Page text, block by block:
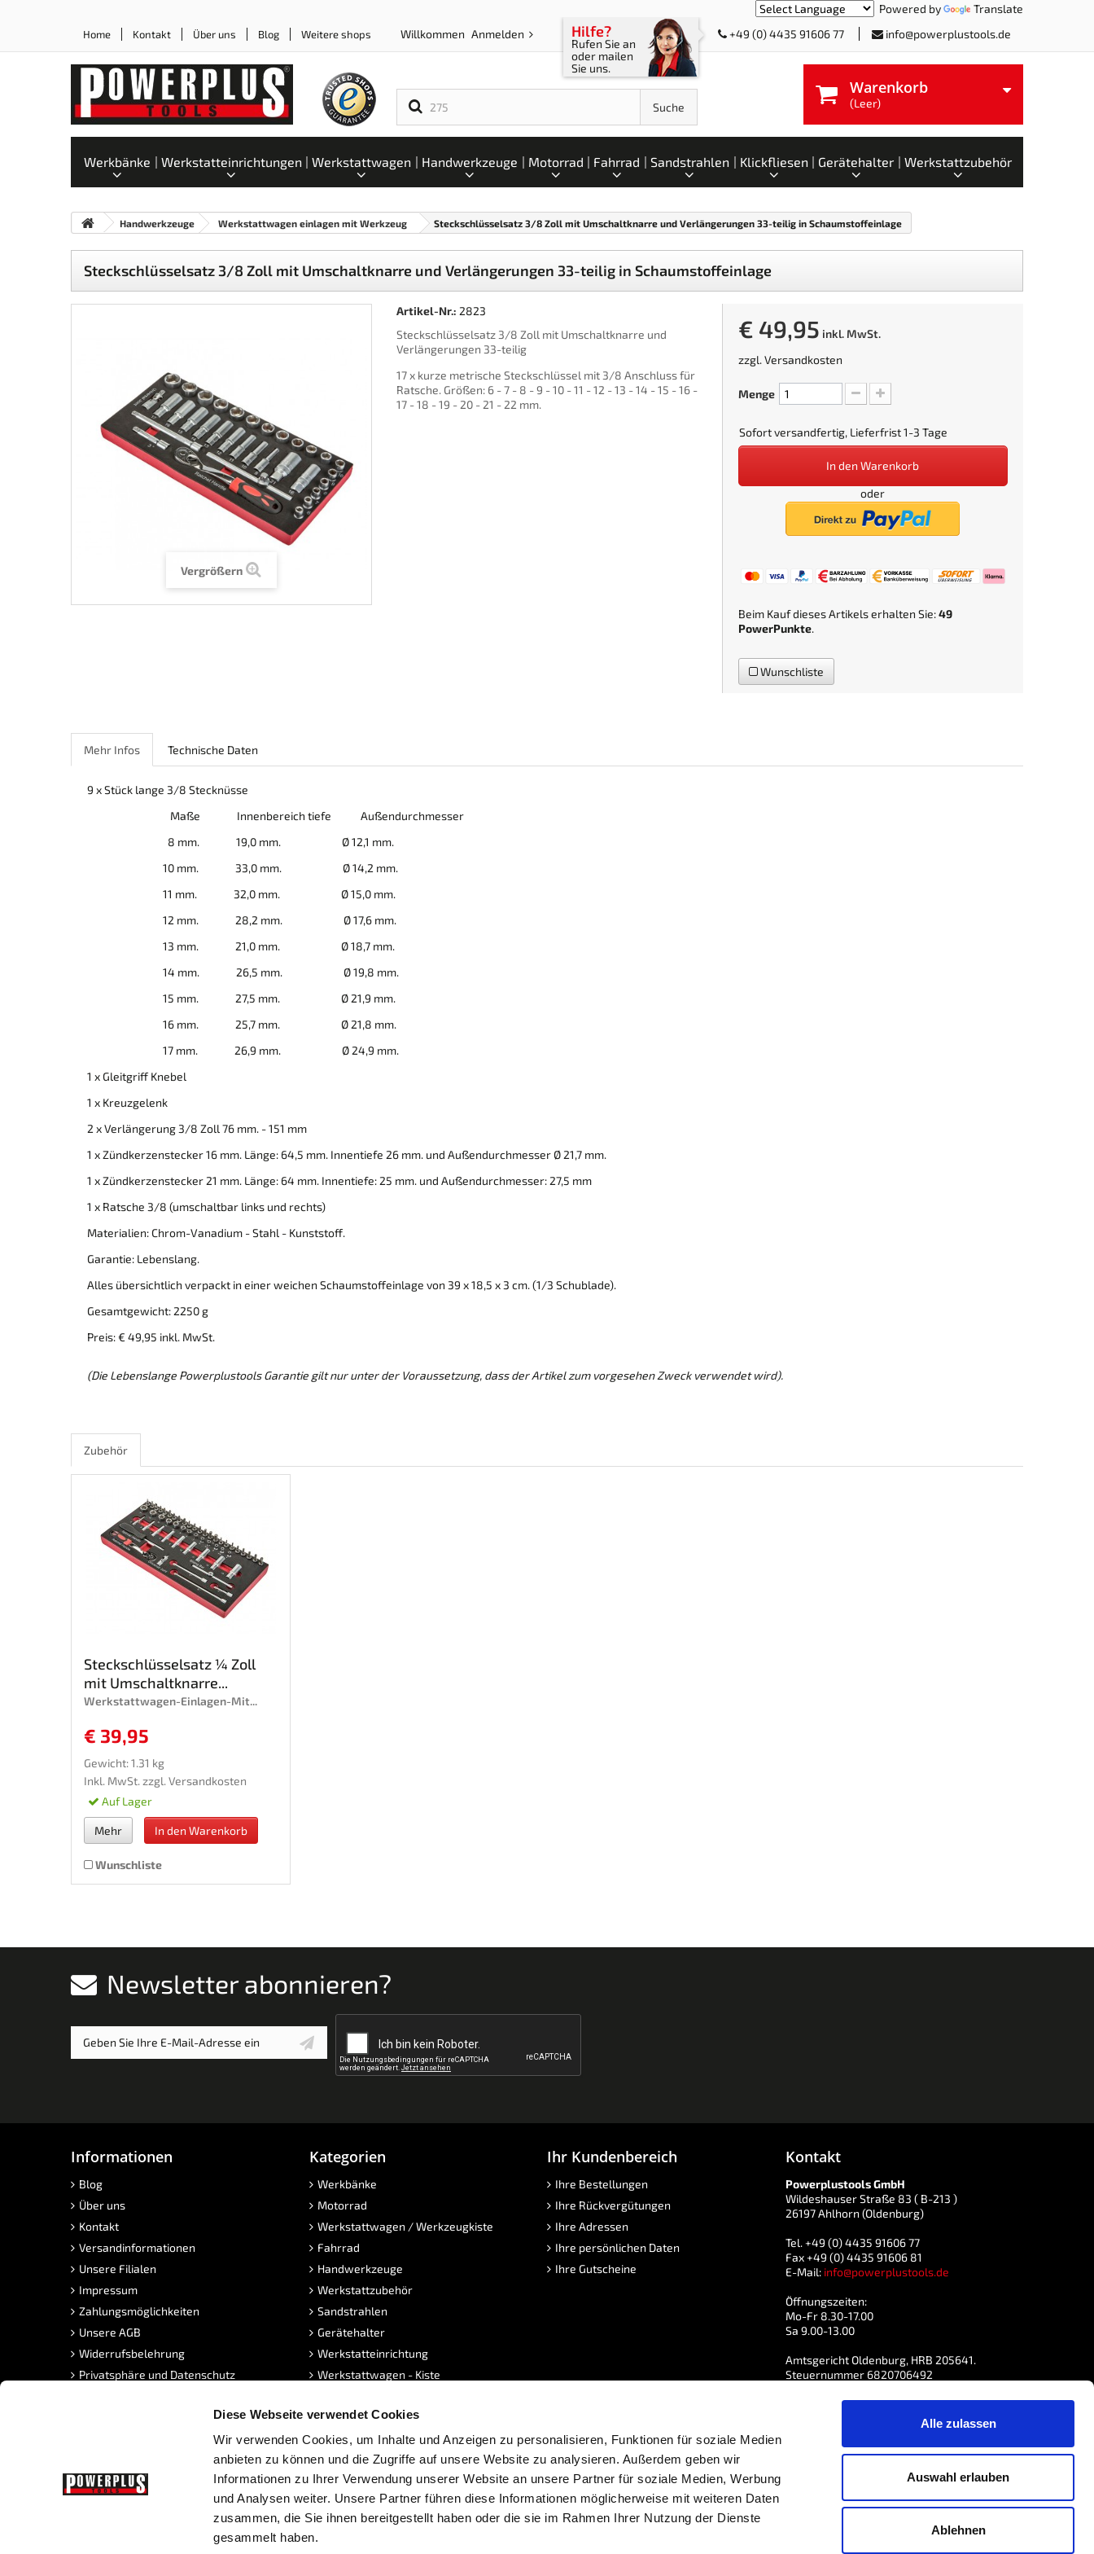
Diese Webseite verwendet Cookies
Wir verwenden Cookies, um Inhalte und Anzeigen zu personalisieren, Funktionen für soziale Medien
anbieten zu können und die Zugriffe auf unsere Website zu analysieren. Außerdem geben wir
Informationen zu Ihrer Verwendung unserer Website an unsere Partner für soziale Medien, Werbung
und Analysen weiter. Unsere Partner führen diese Informationen möglicherweise mit weiteren Daten
zusammen, die Sie ihnen bereitgestellt haben oder die sie im Rahmen Ihrer Nutzung der Dienste
gesammelt haben.
Alle zulassen
Auswahl erlauben
Ablehnen
Powered by Translate
Home Kontakt Über uns Blog Weitere shops Willkommen Anmelden Hilfe?
Rufen Sie an
oder mailen
Sie uns.
+49 (0) 4435 91606 77 info@powerplustools.de
Suche
Warenkorb
(Leer)
Werkbänke Werkstatteinrichtungen Werkstattwagen Handwerkzeuge Motorrad Fahrrad Sandstrahlen Klickfliesen Gerätehalter Werkstattzubehör
Handwerkzeuge Werkstattwagen einlagen mit Werkzeug Steckschlüsselsatz 3/8 Zoll mit Umschaltknarre und Verlängerungen 33-teilig in Schaumstoffeinlage
Steckschlüsselsatz 3/8 Zoll mit Umschaltknarre und Verlängerungen 33-teilig in Schaumstoffeinlage
Vergrößern
Artikel-Nr.: 2823
Steckschlüsselsatz 3/8 Zoll mit Umschaltknarre und
Verlängerungen 33-teilig
17 x kurze metrische Steckschlüssel mit 3/8 Anschluss für
Ratsche. Größen: 6 - 7 - 8 - 9 - 10 - 11 - 12 - 13 - 14 - 15 - 16 -
17 - 18 - 19 - 20 - 21 - 22 mm.
€ 49,95 inkl. MwSt.
zzgl.Versandkosten
Menge
Sofort versandfertig, Lieferfrist 1-3 Tage
In den Warenkorb
oder
Beim Kauf dieses Artikels erhalten Sie:49
PowerPunkte.
Wunschliste
Mehr Infos Technische Daten
9 x Stück lange 3/8 Stecknüsse
Maße Innenbereich tiefe Außendurchmesser
8 mm. 19,0 mm. Ø 12,1 mm.
10 mm. 33,0 mm. Ø 14,2 mm.
11 mm. 32,0 mm. Ø 15,0 mm.
12 mm. 28,2 mm. Ø 17,6 mm.
13 mm. 21,0 mm. Ø 18,7 mm.
14 mm. 26,5 mm. Ø 19,8 mm.
15 mm. 27,5 mm. Ø 21,9 mm.
16 mm. 25,7 mm. Ø 21,8 mm.
17 mm. 26,9 mm. Ø 24,9 mm.
1 x Gleitgriff Knebel
1 x Kreuzgelenk
2 x Verlängerung 3/8 Zoll 76 mm. - 151 mm
1 x Zündkerzenstecker 16 mm. Länge: 64,5 mm. Innentiefe 26 mm. und Außendurchmesser Ø 21,7 mm.
1 x Zündkerzenstecker 21 mm. Länge: 64 mm. Innentiefe: 25 mm. und Außendurchmesser: 27,5 mm
1 x Ratsche 3/8 (umschaltbar links und rechts)
Materialien: Chrom-Vanadium - Stahl - Kunststoff.
Garantie: Lebenslang.
Alles übersichtlich verpackt in einer weichen Schaumstoffeinlage von 39 x 18,5 x 3 cm. (1/3 Schublade).
Gesamtgewicht: 2250 g
Preis: € 49,95 inkl. MwSt.
(Die Lebenslange Powerplustools Garantie gilt nur unter der Voraussetzung, dass der Artikel zum vorgesehen Zweck verwendet wird).
Zubehör
Steckschlüsselsatz ¼ Zoll
mit Umschaltknarre...
Werkstattwagen-Einlagen-Mit...
€ 39,95
Gewicht: 1.31 kg
Inkl. MwSt. zzgl. Versandkosten
Auf Lager
Mehr In den Warenkorb
Wunschliste
Newsletter abonnieren?
Informationen
Blog
Über uns
Kontakt
Versandinformationen
Unsere Filialen
Impressum
Zahlungsmöglichkeiten
Unsere AGB
Widerrufsbelehrung
Privatsphäre und Datenschutz
Kategorien
Werkbänke
Motorrad
Werkstattwagen / Werkzeugkiste
Fahrrad
Handwerkzeuge
Werkstattzubehör
Sandstrahlen
Gerätehalter
Werkstatteinrichtung
Werkstattwagen - Kiste
Neue Produkte
Angebote
Ihr Kundenbereich
Ihre Bestellungen
Ihre Rückvergütungen
Ihre Adressen
Ihre persönlichen Daten
Ihre Gutscheine
Kontakt
Powerplustools GmbH
Wildeshauser Straße 83 ( B-213 )
26197 Ahlhorn (Oldenburg)
Tel. +49 (0) 4435 91606 77
Fax +49 (0) 4435 91606 81
E-Mail: info@powerplustools.de
Öffnungszeiten:
Mo-Fr 8.30-17.00
Sa 9.00-13.00
Amtsgericht Oldenburg, HRB 205641.
Steuernummer 6820706492